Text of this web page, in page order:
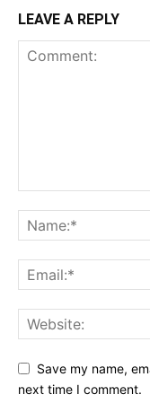
LEAVE A REPLY
Save my name,
next time I comment.